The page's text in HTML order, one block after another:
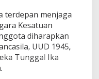
terdepan menjaga
Kesatuan
diharapkan
UUD 1945,
Tunggal Ika